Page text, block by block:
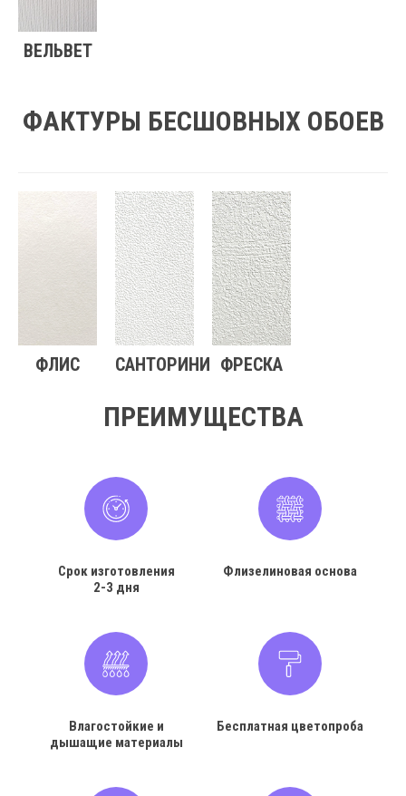
ВЕЛЬВЕТ
ФАКТУРЫ БЕСШОВНЫХ ОБОЕВ
ФЛИС САНТОРИНИ ФРЕСКА
ПРЕИМУЩЕСТВА
Срок изготовления
2-3 дня
Флизелиновая основа
Влагостойкие и
дышащие материалы
Бесплатная цветопроба